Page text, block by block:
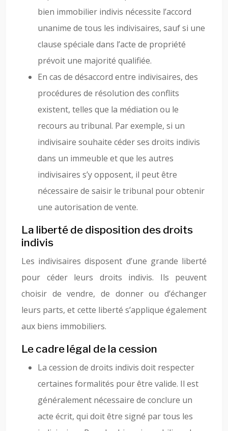
bien immobilier indivis nécessite l’accord
unanime de tous les indivisaires, sauf si une
clause spéciale dans l’acte de propriété
prévoit une majorité qualifiée.
En cas de désaccord entre indivisaires, des
procédures de résolution des conflits
existent, telles que la médiation ou le
recours au tribunal. Par exemple, si un
indivisaire souhaite céder ses droits indivis
dans un immeuble et que les autres
indivisaires s’y opposent, il peut être
nécessaire de saisir le tribunal pour obtenir
une autorisation de vente.
La liberté de disposition des droits
indivis
Les indivisaires disposent d’une grande liberté
pour céder leurs droits indivis. Ils peuvent
choisir de vendre, de donner ou d’échanger
leurs parts, et cette liberté s’applique également
aux biens immobiliers.
Le cadre légal de la cession
La cession de droits indivis doit respecter
certaines formalités pour être valide. Il est
généralement nécessaire de conclure un
acte écrit, qui doit être signé par tous les